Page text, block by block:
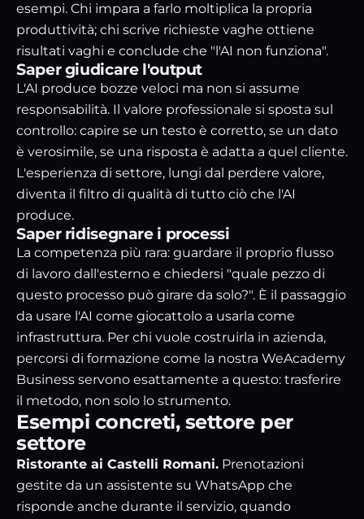
esempi. Chi impara a farlo moltiplica la propria
produttività; chi scrive richieste vaghe ottiene
risultati vaghi e conclude che "l'AI non funziona".
Saper giudicare l'output
L'AI produce bozze veloci ma non si assume
responsabilità. Il valore professionale si sposta sul
controllo: capire se un testo è corretto, se un dato
è verosimile, se una risposta è adatta a quel cliente.
L'esperienza di settore, lungi dal perdere valore,
diventa il filtro di qualità di tutto ciò che l'AI
produce.
Saper ridisegnare i processi
La competenza più rara: guardare il proprio flusso
di lavoro dall'esterno e chiedersi "quale pezzo di
questo processo può girare da solo?". È il passaggio
da usare l'AI come giocattolo a usarla come
infrastruttura. Per chi vuole costruirla in azienda,
percorsi di formazione come la nostra WeAcademy
Business servono esattamente a questo: trasferire
il metodo, non solo lo strumento.
Esempi concreti, settore per
settore
Ristorante ai Castelli Romani. Prenotazioni
gestite da un assistente su WhatsApp che
risponde anche durante il servizio, quando